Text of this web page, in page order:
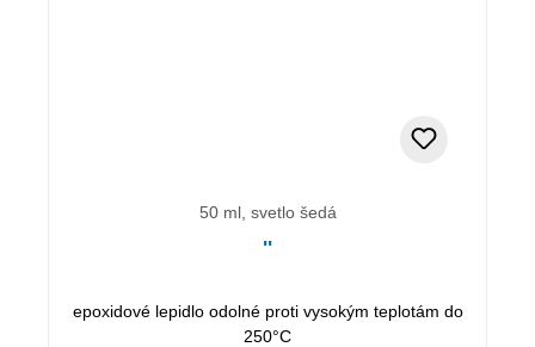
50 ml, svetlo šedá
''
epoxidové lepidlo odolné proti vysokým teplotám do
250°C